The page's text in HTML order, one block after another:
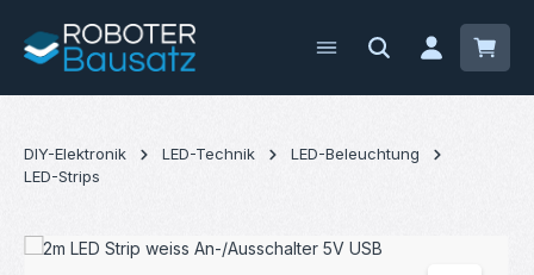
Zum Hauptinhalt springen
DIY-Elektronik LED-Technik
LED-Beleuchtung
LED-Strips
Bildergalerie überspringen